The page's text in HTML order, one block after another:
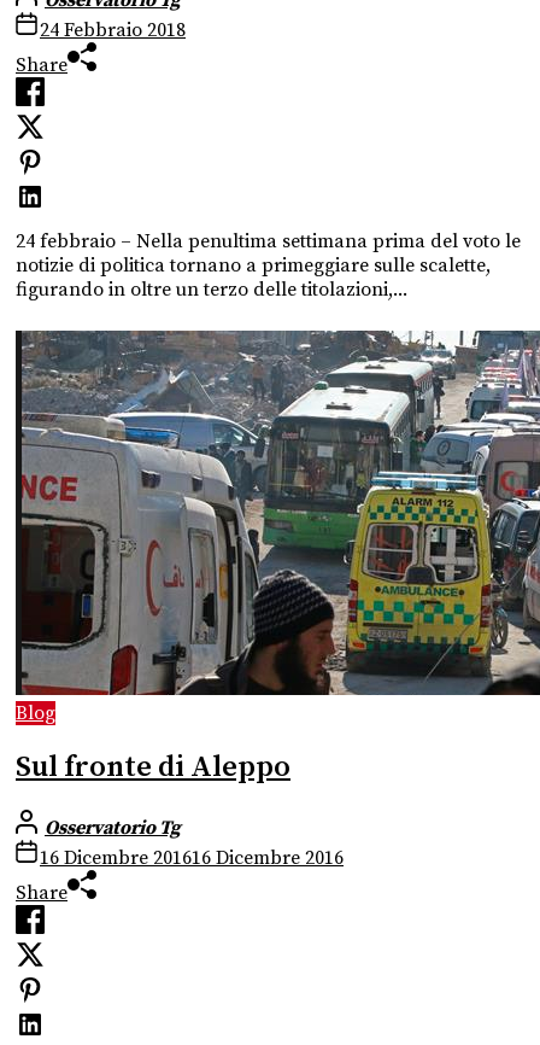
24 Febbraio 2018
Share
24 febbraio – Nella penultima settimana prima del voto le
notizie di politica tornano a primeggiare sulle scalette,
figurando in oltre un terzo delle titolazioni,...
Blog
Sul fronte di Aleppo
Osservatorio Tg
16 Dicembre 201616 Dicembre 2016
Share